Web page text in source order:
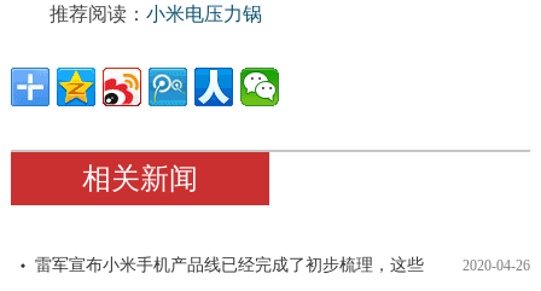
推荐阅读： 小米电压力锅
相关新闻
雷军宣布小米手机产品线已经完成了初步梳理，这些 2020-04-26